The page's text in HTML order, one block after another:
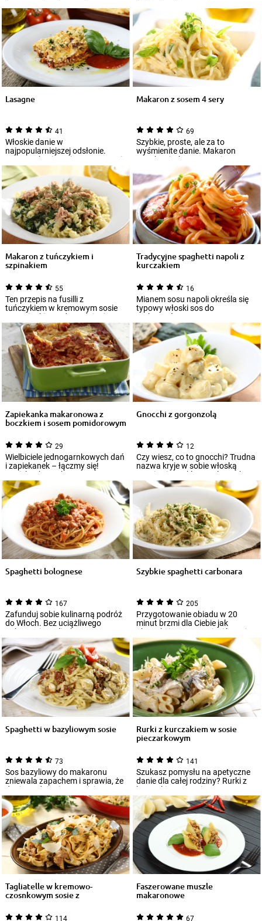
rozgotowaną bezsmakową
papką, a na co d...
minut? Wybierz makaron z
sosem pomidorowym i cuki...
Lasagne
41
Włoskie danie w
najpopularniejszej odsłonie.
Lasagne kusi swoim aromatem i
wyglądem, a do tego je...
Makaron z sosem 4 sery
69
Szybkie, proste, ale za to
wyśmienite danie. Makaron
spaghetti z kremowym i
pachnącym sosem 4 ser...
Makaron z tuńczykiem i
szpinakiem
55
Ten przepis na fusilli z
tuńczykiem w kremowym sosie
ze szpinakiem udowadnia, że
przygotowanie ob...
Tradycyjne spaghetti napoli z
kurczakiem
16
Mianem sosu napoli określa się
typowy włoski sos do
makaronów przygotowywany na
bazie pomidorów i...
Zapiekanka makaronowa z
boczkiem i sosem pomidorowym
29
Wielbiciele jednogarnkowych dań
i zapiekanek – łączmy się!
Zapiekanka makaronowa z
boczkiem i sos...
Gnocchi z gorgonzolą
12
Czy wiesz, co to gnocchi? Trudna
nazwa kryje w sobie włoską
wersję niezwykle popularnych w
Polsce...
Spaghetti bolognese
167
Zafunduj sobie kulinarną podróż
do Włoch. Bez uciążliwego
pakowania walizek,
rezerwowania hotelu...
Szybkie spaghetti carbonara
205
Przygotowanie obiadu w 20
minut brzmi dla Ciebie jak
abstrakcja? Czas zmienić swoje
przekonania...
Spaghetti w bazyliowym sosie
73
Sos bazyliowy do makaronu
zniewala zapachem i sprawia, że
danie wydaje się pyszniejsze.
Bazylia j...
Rurki z kurczakiem w sosie
pieczarkowym
141
Szukasz pomysłu na apetyczne
danie dla całej rodziny? Rurki z
kurczakiem w sosie
pieczarkowym będ...
Tagliatelle w kremowo-
czosnkowym sosie z
grillowanym kurczak...
114
Faszerowane muszle
makaronowe
67